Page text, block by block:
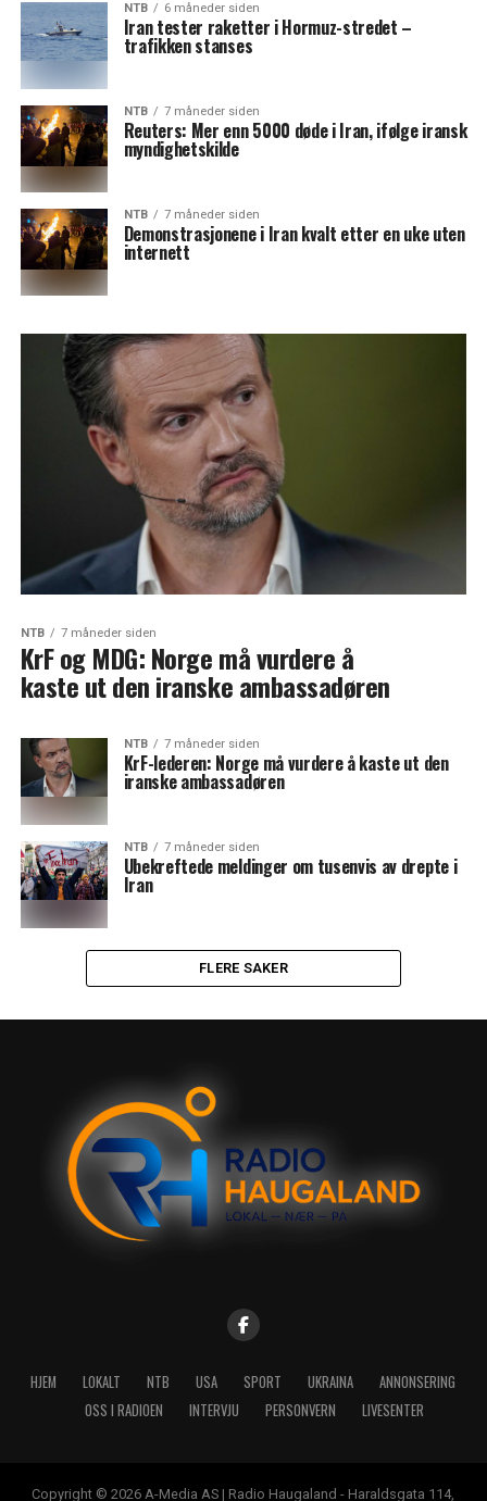
NTB 6 måneder siden
Iran tester raketter i Hormuz-stredet –
trafikken stanses
NTB 7 måneder siden
Reuters: Mer enn 5000 døde i Iran, ifølge iransk
myndighetskilde
NTB 7 måneder siden
Demonstrasjonene i Iran kvalt etter en uke uten
internett
NTB 7 måneder siden
KrF og MDG: Norge må vurdere å
kaste ut den iranske ambassadøren
NTB 7 måneder siden
KrF-lederen: Norge må vurdere å kaste ut den
iranske ambassadøren
NTB 7 måneder siden
Ubekreftede meldinger om tusenvis av drepte i
Iran
FLERE SAKER
HJEM LOKALT NTB USA SPORT UKRAINA
ANNONSERING
OSS I RADIOEN
INTERVJU PERSONVERN LIVESENTER
Copyright © 2026 A-Media AS | Radio Haugaland - Haraldsgata 114,